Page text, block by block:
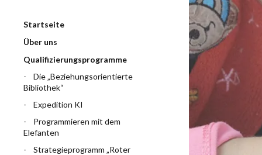
Startseite
Über uns
Qualifizierungsprogramme
Die „Beziehungsorientierte
Bibliothek“
Expedition KI
Programmieren mit dem
Elefanten
Strategieprogramm „Roter